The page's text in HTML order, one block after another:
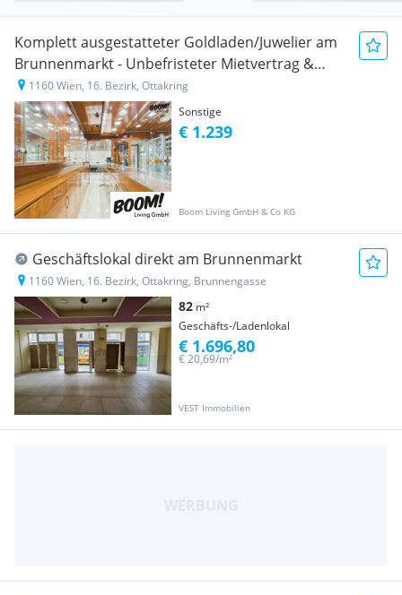
Komplett ausgestatteter Goldladen/Juwelier am
Brunnenmarkt - Unbefristeter Mietvertrag &
großer Safe
1160 Wien, 16. Bezirk, Ottakring
Sonstige
Boom Living GmbH & Co KG
€ 1.239
Geschäftslokal direkt am Brunnenmarkt
1160 Wien, 16. Bezirk, Ottakring, Brunnengasse
82 m²
Geschäfts-/Ladenlokal
VEST Immobilien
€ 20,69/m²
€ 1.696,80